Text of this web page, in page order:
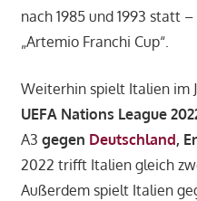
nach 1985 und 1993 statt
„Artemio Franchi Cup“.
Weiterhin spielt Italien im
UEFA Nations League
A3 gegen Deutschland,
2022 trifft Italien gleich
Außerdem spielt Italien